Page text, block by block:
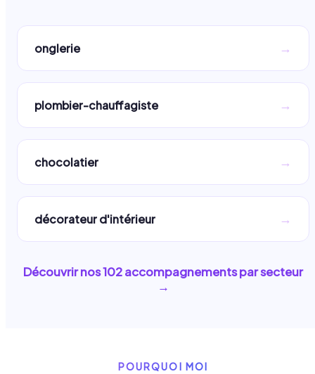
onglerie →
plombier-chauffagiste →
chocolatier →
décorateur d'intérieur →
Découvrir nos102accompagnements par secteur
→
POURQUOI MOI